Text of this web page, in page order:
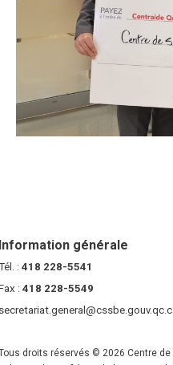
UNE NOUVELLE FENÊTRE)
OUVRE DANS UNE
Information générale
:418 228-5541
:418 228-5549
droits réservés © 2026 Centre